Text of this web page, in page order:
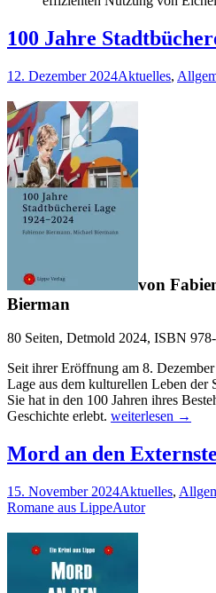
100 Jahre
12. Dezember 2024Aktuelles,
von
Bierman
80 Seiten, Detmold 2024, ISBN
Seit ihrer Eröffnung am 8.
Lage aus dem kulturellen Leben der
Sie hat in den 100 Jahren ihres
Geschichte erlebt. 100
Stadtbücherei
Lage
2024
weiterlesen →
Mord an den
15. November 2024Aktuelles,
Romane aus LippeAutor